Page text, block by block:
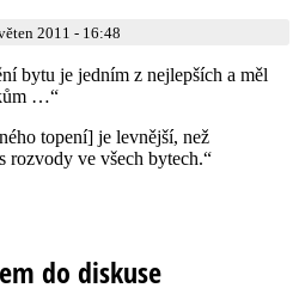
2011 - 16:48
bytu je jedním z nejlepších a měl
…“
topení] je levnější, než
rozvody ve všech bytech.“
do diskuse